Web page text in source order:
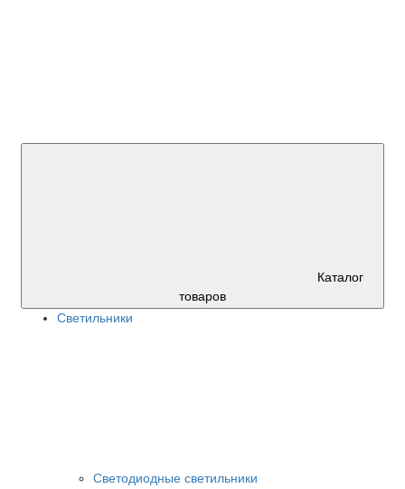
Каталог
товаров
Светильники
Светодиодные светильники